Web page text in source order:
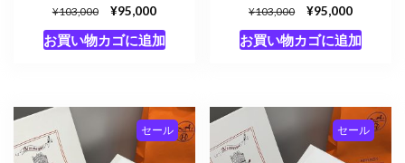
¥103,000
元
の
価
し
た。
¥95,000現
在
の
¥95,000
で
お買い物カゴに追加
¥103,000
元
の
価
た。
¥95,000現
在
の
¥95,000
で
す。
お買い物カゴに追加
セール セール